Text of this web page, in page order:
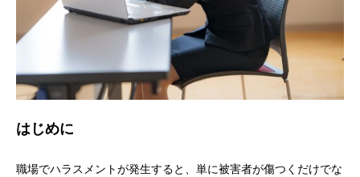
はじめに
職場でハラスメントが発生すると、単に被害者が傷つくだけでな